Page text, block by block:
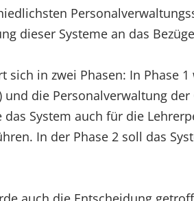
dieser Systeme an das
sich in zwei Phasen: In Phase
und die Personalverwaltung
das System auch für die
In der Phase 2 soll das